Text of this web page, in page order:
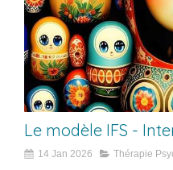
Le modèle IFS -
14 Jan 2026 Thérapie